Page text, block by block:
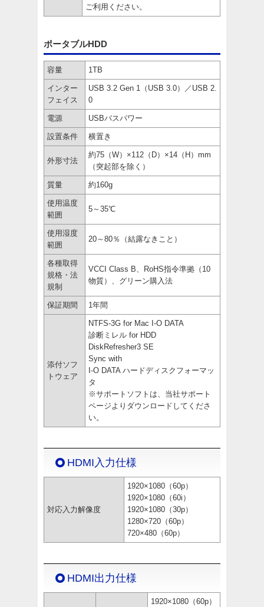
ご利用ください。
ポータブルHDD
容量 1TB
インター
フェイス
USB 3.2 Gen 1（USB 3.0）／USB 2.
0
電源 USBバスパワー
設置条件 横置き
外形寸法
約75（W）×112（D）×14（H）mm
（突起部を除く）
質量 約160g
使用温度
範囲
5～35℃
使用湿度
範囲
20～80％（結露なきこと）
各種取得
規格・法
規制
VCCI Class B、RoHS指令準拠（10
物質）、グリーン購入法
保証期間 1年間
添付ソフ
トウェア
NTFS-3G for Mac I-O DATA
診断ミレル for HDD
DiskRefresher3 SE
Sync with
I-O DATA ハードディスクフォーマッ
タ
※サポートソフトは、当社サポート
ページよりダウンロードしてくださ
い。
HDMI入力仕様
対応入力解像度
1920×1080（60p）
1920×1080（60i）
1920×1080（30p）
1280×720（60p）
720×480（60p）
HDMI出力仕様
1920×1080（60p）